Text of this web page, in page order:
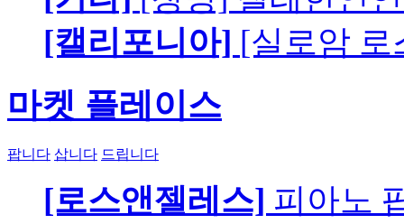
[캘리포니아] [실로암 로
마켓 플레이스
팝니다 삽니다 드립니다
[로스앤젤레스] 피아노